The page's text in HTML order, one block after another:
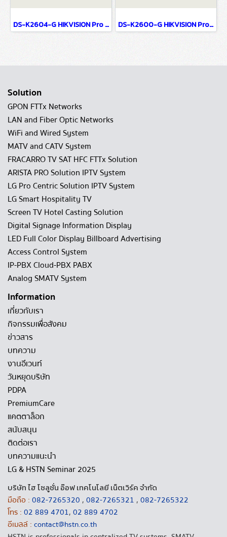
DS-K2604-G HIKVISION Pro Series Access Controller DS-K2600-G HIKVISION Pro Series Access Controller
Solution
GPON FTTx Networks
LAN and Fiber Optic Networks
WiFi and Wired System
MATV and CATV System
FRACARRO TV SAT HFC FTTx Solution
ARISTA PRO Solution IPTV System
LG Pro Centric Solution IPTV System
LG Smart Hospitality TV
Screen TV Hotel Casting Solution
Digital Signage Information Display
LED Full Color Display Billboard Advertising
Access Control System
IP-PBX Cloud-PBX PABX
Analog SMATV System
Information
เกี่ยวกับเรา
กิจกรรมเพื่อสังคม
ข่าวสาร
บทความ
งานอีเวนท์
วันหยุดบริษัท
PDPA
PremiumCare
แคตตาล็อก
สนับสนุน
ติดต่อเรา
บทความแนะนำ
LG & HSTN Seminar 2025
บริษัท ไฮ โซลูชั่น อ๊อฟ เทคโนโลยี เน็ตเวิร์ค จำกัด
มือถือ : 082-7265320 , 082-7265321 , 082-7265322
โทร : 02 889 4701, 02 889 4702
อีเมลล์ : contact@hstn.co.th